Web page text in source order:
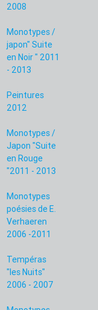
2008
Monotypes /
japon" Suite
en Noir " 2011
- 2013
Peintures
2012
Monotypes /
Japon "Suite
en Rouge
"2011 - 2013
Monotypes
poésies de E.
Verhaeren
2006 -2011
Tempéras
"les Nuits"
2006 - 2007